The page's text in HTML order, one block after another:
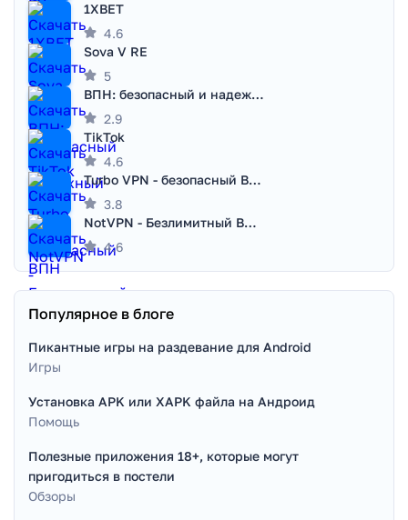
1XBET
4.6
Sova V RE
5
ВПН: безопасный и надежный VPN
2.9
TikTok
4.6
Turbo VPN - безопасный ВПН
3.8
NotVPN - Безлимитный ВПН | VPN
4.6
Популярное в блоге
Пикантные игры на раздевание для Android
Игры
Установка APK или XAPK файла на Андроид
Помощь
Полезные приложения 18+, которые могут
пригодиться в постели
Обзоры